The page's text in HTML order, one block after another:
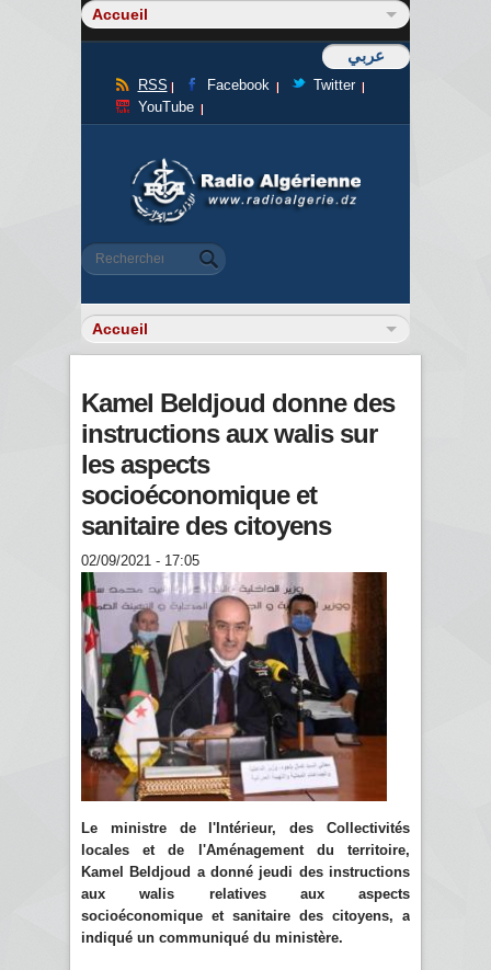
عربي
RSS Facebook
Twitter
YouTube
Formulaire de recherche
Rechercher
Kamel Beldjoud donne des
instructions aux walis sur
les aspects
socioéconomique et
sanitaire des citoyens
02/09/2021 - 17:05
Le ministre de l'Intérieur, des Collectivités
locales et de l'Aménagement du territoire,
Kamel Beldjoud a donné jeudi des instructions
aux walis relatives aux aspects
socioéconomique et sanitaire des citoyens, a
indiqué un communiqué du ministère.